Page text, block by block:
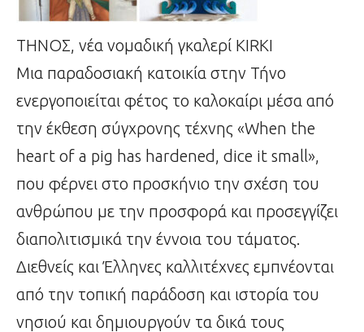
ΤΗΝΟΣ, νέα νομαδική γκαλερί KIRKI
Μια παραδοσιακή κατοικία στην Τήνο
ενεργοποιείται φέτος το καλοκαίρι μέσα από
την έκθεση σύγχρονης τέχνης «When the
heart of a pig has hardened, dice it small»,
που φέρνει στο προσκήνιο την σχέση του
ανθρώπου με την προσφορά και προσεγγίζει
διαπολιτισμικά την έννοια του τάματος.
Διεθνείς και Έλληνες καλλιτέχνες εμπνέονται
από την τοπική παράδοση και ιστορία του
νησιού και δημιουργούν τα δικά τους